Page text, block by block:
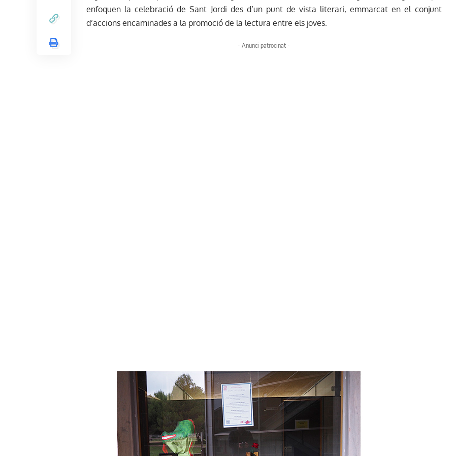
enfoquen la celebració de Sant Jordi des d’un punt de vista literari, emmarcat en el conjunt
d’accions encaminades a la promoció de la lectura entre els joves.
- Anunci patrocinat -